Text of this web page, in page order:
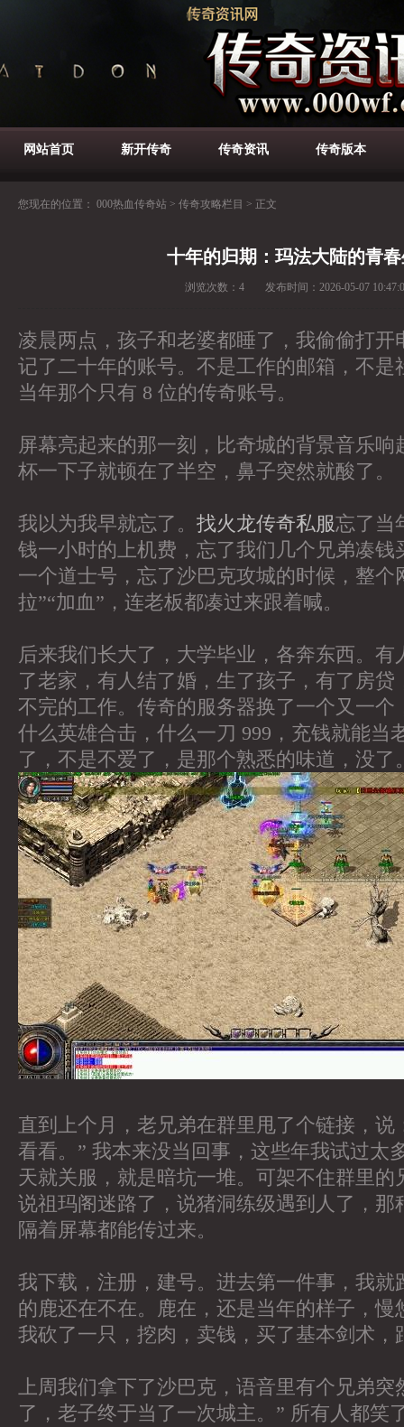
网站首页 新开传奇 传奇资讯 传奇版本
您现在的位置： 000热血传奇站 > 传奇攻略栏目 > 正文
十年的归期：玛法大陆的青
浏览次数： 4 发布时间： 2026-05-07
凌晨两点，孩子和老婆都睡了，我偷偷打开
记了二十年的账号。不是工作的邮箱，不是
当年那个只有 8 位的传奇账号。
屏幕亮起来的那一刻，比奇城的背景音乐响
杯一下子就顿在了半空，鼻子突然就酸了。
我以为我早就忘了。 找火龙传奇私服忘了当
钱一小时的上机费，忘了我们几个兄弟凑钱
一个道士号，忘了沙巴克攻城的时候，整个
拉”“加血”，连老板都凑过来跟着喊。
后来我们长大了，大学毕业，各奔东西。有
了老家，有人结了婚，生了孩子，有了房贷
不完的工作。传奇的服务器换了一个又一个
什么英雄合击，什么一刀 999，充钱就能当
了，不是不爱了，是那个熟悉的味道，没了
直到上个月，老兄弟在群里甩了个链接，说
看看。” 我本来没当回事，这些年我试过太
天就关服，就是暗坑一堆。可架不住群里的
说祖玛阁迷路了，说猪洞练级遇到人了，那
隔着屏幕都能传过来。
我下载，注册，建号。进去第一件事，我就
的鹿还在不在。鹿在，还是当年的样子，慢
我砍了一只，挖肉，卖钱，买了基本剑术，
上周我们拿下了沙巴克，语音里有个兄弟突
了，老子终于当了一次城主。” 所有人都笑